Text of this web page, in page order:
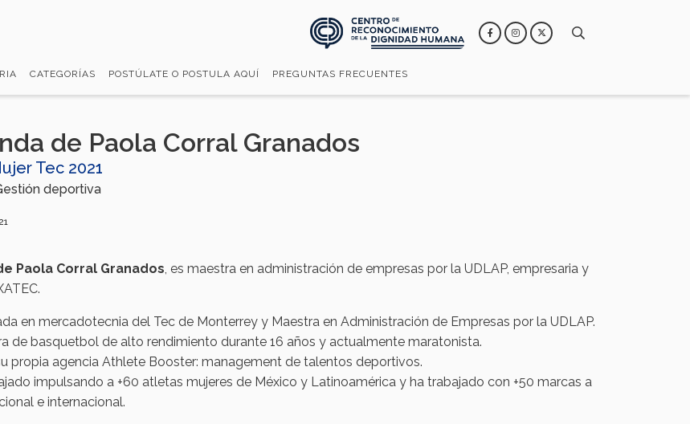
CATEGORÍAS POSTÚLATE O POSTULA AQUÍ PREGUNTAS FRECUENTES
de Paola Corral Granados
Tec 2021
deportiva
Paola Corral Granados, es maestra en administración de empresas por la UDLAP, empresaria y
en mercadotecnia del Tec de Monterrey y Maestra en Administración de Empresas por la UDLAP.
de basquetbol de alto rendimiento durante 16 años y actualmente maratonista.
propia agencia Athlete Booster: management de talentos deportivos.
impulsando a +60 atletas mujeres de México y Latinoamérica y ha trabajado con +50 marcas a
e internacional.